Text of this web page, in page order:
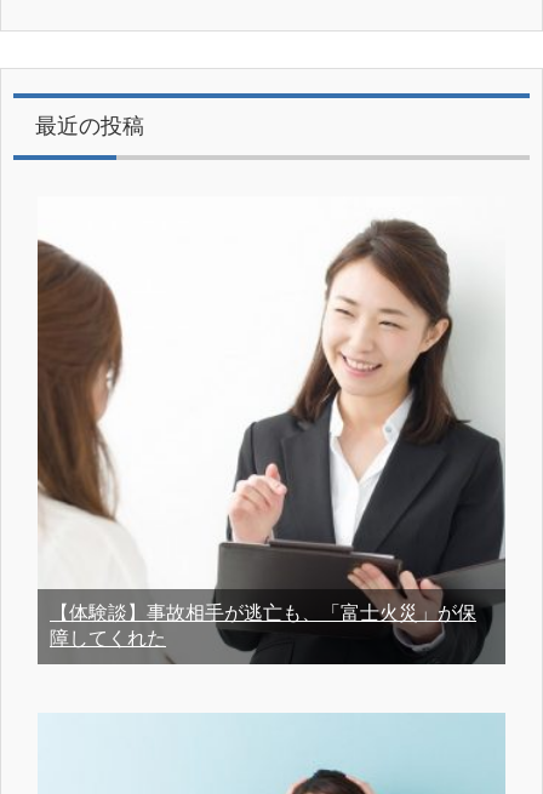
最近の投稿
【体験談】事故相手が逃亡も、「富士火災」が保
障してくれた